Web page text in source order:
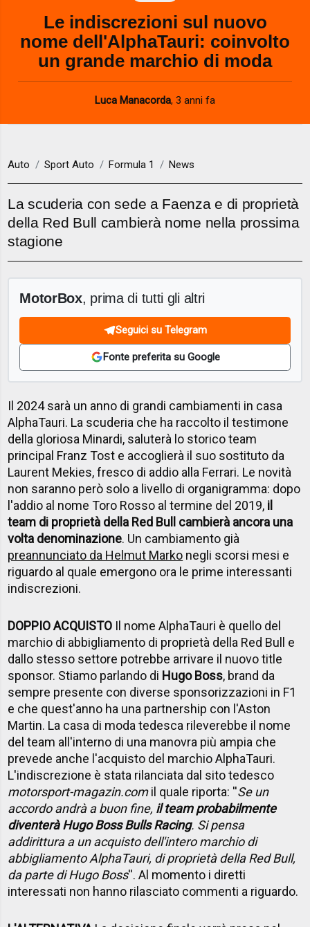
Le indiscrezioni sul nuovo
nome dell'AlphaTauri: coinvolto
un grande marchio di moda
Luca Manacorda, 3 anni fa
Auto Sport Auto Formula 1 News
La scuderia con sede a Faenza e di proprietà
della Red Bull cambierà nome nella prossima
stagione
MotorBox, prima di tutti gli altri
Seguici su Telegram
Fonte preferita su Google
Il 2024 sarà un anno di grandi cambiamenti in casa
AlphaTauri. La scuderia che ha raccolto il testimone
della gloriosa Minardi, saluterà lo storico team
principal Franz Tost e accoglierà il suo sostituto da
Laurent Mekies, fresco di addio alla Ferrari. Le novità
non saranno però solo a livello di organigramma: dopo
l'addio al nome Toro Rosso al termine del 2019, il
team di proprietà della Red Bull cambierà ancora una
volta denominazione. Un cambiamento già
preannunciato da Helmut Marko negli scorsi mesi e
riguardo al quale emergono ora le prime interessanti
indiscrezioni.
DOPPIO ACQUISTO Il nome AlphaTauri è quello del
marchio di abbigliamento di proprietà della Red Bull e
dallo stesso settore potrebbe arrivare il nuovo title
sponsor. Stiamo parlando di Hugo Boss, brand da
sempre presente con diverse sponsorizzazioni in F1
e che quest'anno ha una partnership con l'Aston
Martin. La casa di moda tedesca rileverebbe il nome
del team all'interno di una manovra più ampia che
prevede anche l'acquisto del marchio AlphaTauri.
L'indiscrezione è stata rilanciata dal sito tedesco
motorsport-magazin.comil quale riporta: ''Se un
accordo andrà a buon fine, il team probabilmente
diventerà Hugo Boss Bulls Racing. Si pensa
addirittura a un acquisto dell'intero marchio di
abbigliamento AlphaTauri, di proprietà della Red Bull,
da parte di Hugo Boss''. Al momento i diretti
interessati non hanno rilasciato commenti a riguardo.